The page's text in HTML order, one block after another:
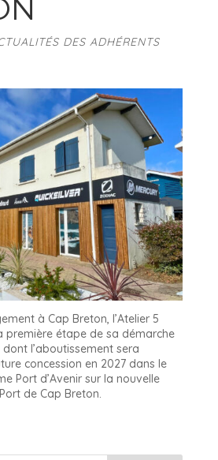
DES ADHÉRENTS
à Cap Breton, l’Atelier 5
première étape de sa démarche
l’aboutissement sera
concession en 2027 dans le
Port d’Avenir sur la nouvelle
de Cap Breton.